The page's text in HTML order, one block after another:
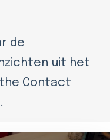
de
uit het
Contact